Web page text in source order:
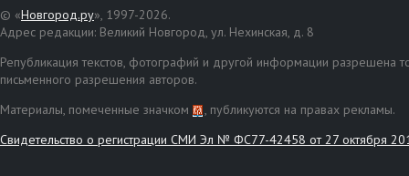
© «Новгород.ру», 1997-2026.
Адрес редакции: Великий Новгород, ул. Нехинская, д. 8
Републикация текстов, фотографий и другой информации разрешена
письменного разрешения авторов.
Материалы, помеченные значком
, публикуются на правах рекламы.
Свидетельство о регистрации СМИ Эл № ФС77-42458 от 27 октября